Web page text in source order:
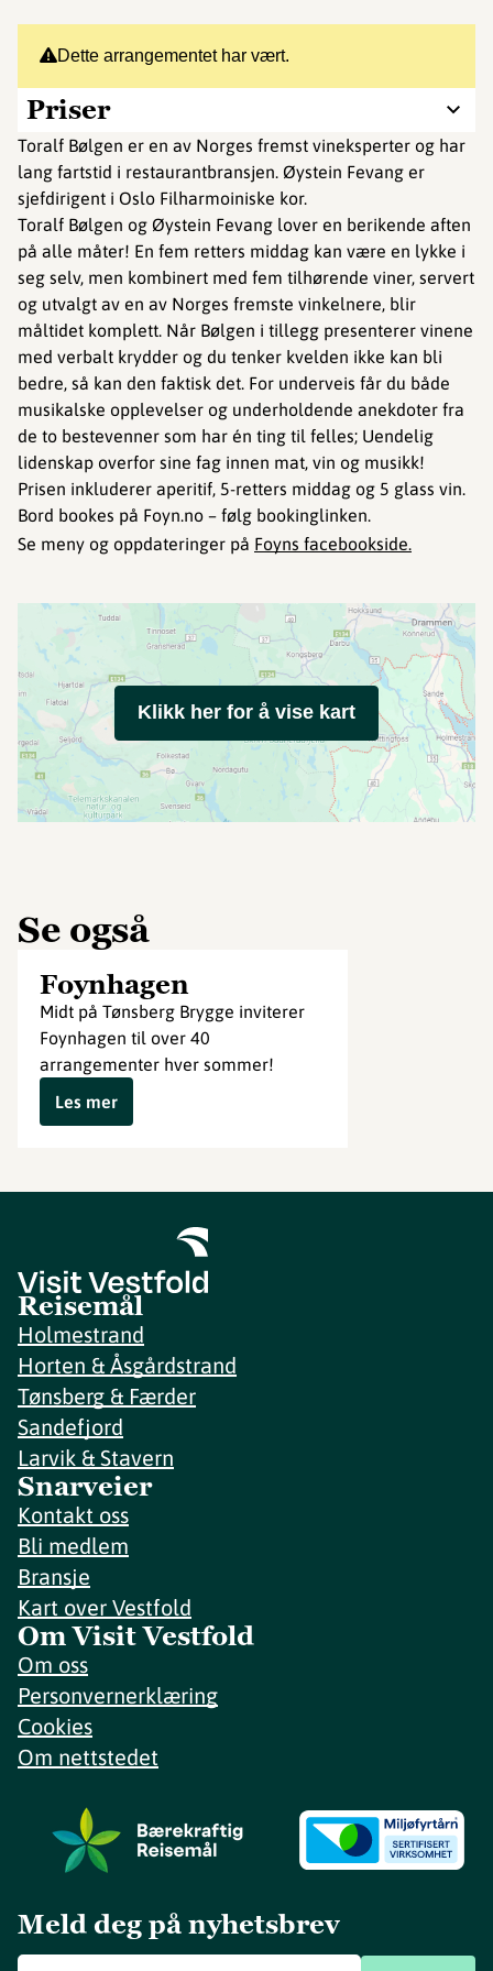
Dette arrangementet har vært.
Priser
Toralf Bølgen er en av Norges fremst vineksperter og har
lang fartstid i restaurantbransjen. Øystein Fevang er
sjefdirigent i Oslo Filharmoiniske kor.
Toralf Bølgen og Øystein Fevang lover en berikende aften
på alle måter! En fem retters middag kan være en lykke i
seg selv, men kombinert med fem tilhørende viner, servert
og utvalgt av en av Norges fremste vinkelnere, blir
måltidet komplett. Når Bølgen i tillegg presenterer vinene
med verbalt krydder og du tenker kvelden ikke kan bli
bedre, så kan den faktisk det. For underveis får du både
musikalske opplevelser og underholdende anekdoter fra
de to bestevenner som har én ting til felles; Uendelig
lidenskap overfor sine fag innen mat, vin og musikk!
Prisen inkluderer aperitif, 5-retters middag og 5 glass vin.
Bord bookes på Foyn.no – følg bookinglinken.
Se meny og oppdateringer på Foyns facebookside.
Klikk her for å vise kart
Se også
Foynhagen
Midt på Tønsberg Brygge inviterer
Foynhagen til over 40
arrangementer hver sommer!
Les mer
Reisemål
Holmestrand
Horten & Åsgårdstrand
Tønsberg & Færder
Sandefjord
Larvik & Stavern
Snarveier
Kontakt oss
Bli medlem
Bransje
Kart over Vestfold
Om Visit Vestfold
Om oss
Personvernerklæring
Cookies
Om nettstedet
Meld deg på nyhetsbrev